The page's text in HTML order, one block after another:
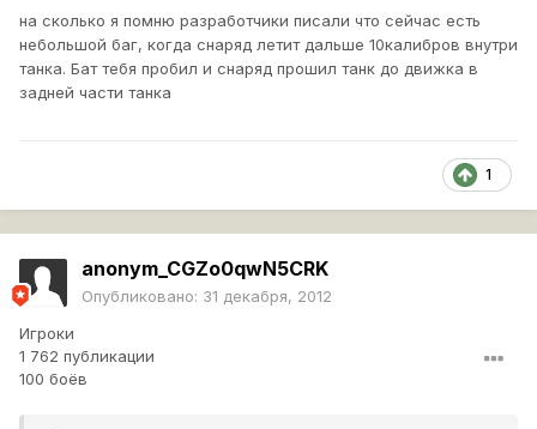
на сколько я помню разработчики писали что сейчас есть
небольшой баг, когда снаряд летит дальше 10калибров внутри
танка. Бат тебя пробил и снаряд прошил танк до движка в
задней части танка
1
anonym_CGZo0qwN5CRK
Опубликовано: 31 декабря, 2012
Игроки
1 762 публикации
100 боёв